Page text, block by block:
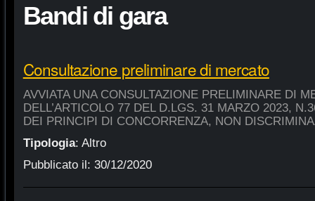
Bandi di gara
Consultazione preliminare di mercato
AVVIATA UNA CONSULTAZIONE PRELIMINARE DI
DELL’ARTICOLO 77 DEL D.LGS. 31 MARZO 2023,
DEI PRINCIPI DI CONCORRENZA, NON
Tipologia: Altro
Pubblicato il: 30/12/2020